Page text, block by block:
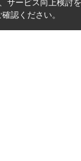
サービス向上検討
確認ください。